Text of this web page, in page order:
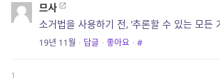
므사
소거법을 사용하기 전, ‘추론할 수 있는 모
19년 11월 · 답글 · 좋아요 · #
1